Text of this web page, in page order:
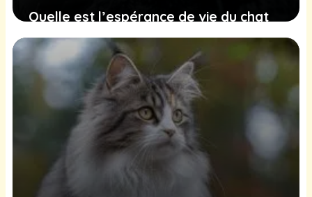
Quelle est l’espérance de vie du chat
Norvégien ?
24 juin 2025